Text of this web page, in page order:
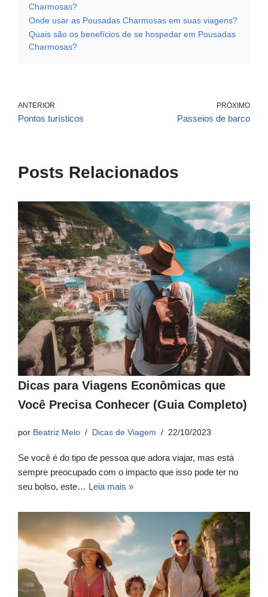
Charmosas?
Onde usar as Pousadas Charmosas em suas viagens?
Quais são os benefícios de se hospedar em Pousadas
Charmosas?
ANTERIOR
Pontos turísticos
PRÓXIMO
Passeios de barco
Posts Relacionados
Dicas para Viagens Econômicas que
Você Precisa Conhecer (Guia Completo)
por Beatriz Melo Dicas de Viagem 22/10/2023
Se você é do tipo de pessoa que adora viajar, mas está
sempre preocupado com o impacto que isso pode ter no
seu bolso, este… Leia mais »